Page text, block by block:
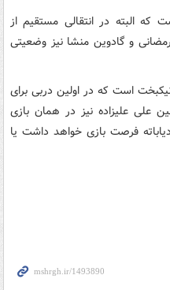
البته در انتقالی مستقیم از
و گادوین منشا نیز وضعیتی
است که در اولین دربی برای
علی علیزاده نیز در همان بازی
فرصت بازی خواهد داشت یا